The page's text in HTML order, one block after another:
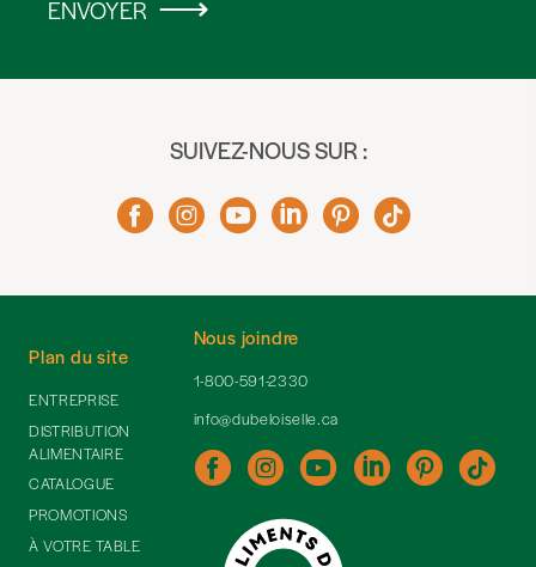
ENVOYER
SUIVEZ-NOUS SUR :
Nous joindre
1-800-591-2330
info@dubeloiselle.ca
Plan du site
ENTREPRISE
DISTRIBUTION
ALIMENTAIRE
CATALOGUE
PROMOTIONS
À VOTRE TABLE